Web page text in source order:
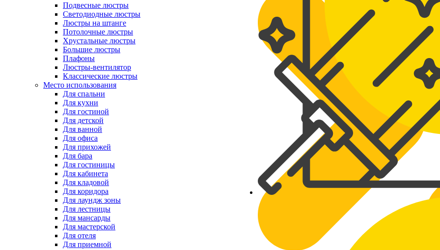
Подвесные люстры
Светодиодные люстры
Люстры на штанге
Потолочные люстры
Хрустальные люстры
Большие люстры
Плафоны
Люстры-вентилятор
Классические люстры
Место использования
Для спальни
Для кухни
Для гостиной
Для детской
Для ванной
Для офиса
Для прихожей
Для бара
Для гостиницы
Для кабинета
Для кладовой
Для коридора
Для лаундж зоны
Для лестницы
Для мансарды
Для мастерской
Для отеля
Для приемной